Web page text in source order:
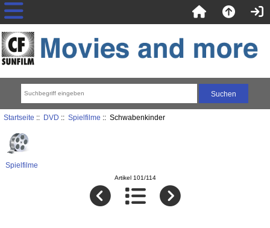
Startseite :: DVD :: Spielfilme :: Schwabenkinder
Spielfilme
Artikel 101/114